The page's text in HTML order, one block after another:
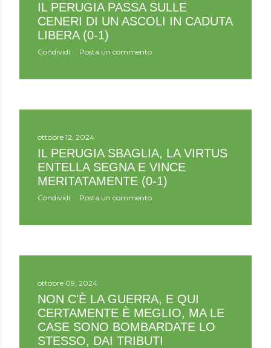
IL PERUGIA PASSA SULLE
CENERI DI UN ASCOLI IN CADUTA
LIBERA (0-1)
Condividi Posta un commento
ottobre 12, 2024
IL PERUGIA SBAGLIA, LA VIRTUS
ENTELLA SEGNA E VINCE
MERITATAMENTE (0-1)
Condividi Posta un commento
ottobre 09, 2024
NON C'È LA GUERRA, E QUI
CERTAMENTE È MEGLIO, MA LE
CASE SONO BOMBARDATE LO
STESSO, DAI TRIBUTI